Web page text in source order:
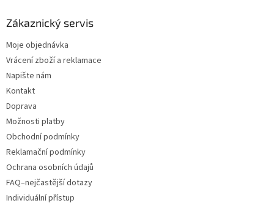
Zákaznický servis
Moje objednávka
Vrácení zboží a reklamace
Napište nám
Kontakt
Doprava
Možnosti platby
Obchodní podmínky
Reklamační podmínky
Ochrana osobních údajů
FAQ–nejčastější dotazy
Individuální přístup